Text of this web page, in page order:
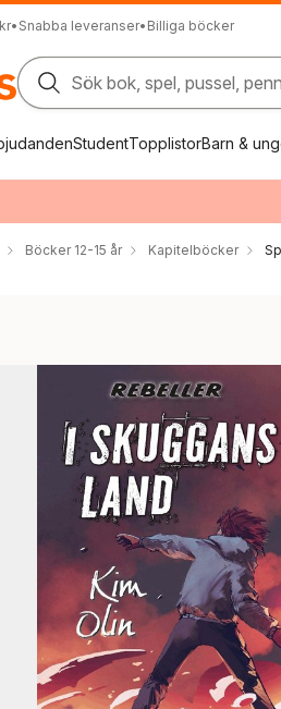
• Snabba leveranser• Billiga böcker
Sök bok, spel, pussel,
StudentTopplistorBarn &
Böcker 12-15 år Kapitelböcker